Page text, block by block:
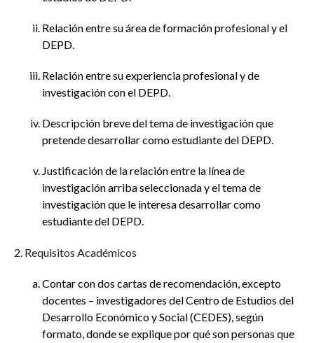
Relación entre su área de formación profesional y el
DEPD.
Relación entre su experiencia profesional y de
investigación con el DEPD.
Descripción breve del tema de investigación que
pretende desarrollar como estudiante del DEPD.
Justificación de la relación entre la línea de
investigación arriba seleccionada y el tema de
investigación que le interesa desarrollar como
estudiante del DEPD.
2. Requisitos Académicos
Contar con dos cartas de recomendación, excepto
docentes – investigadores del Centro de Estudios del
Desarrollo Económico y Social (CEDES), según
formato, donde se explique por qué son personas que